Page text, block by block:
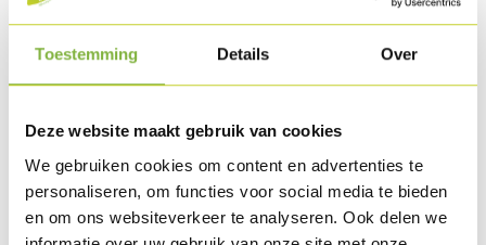
Toestemming Details Over
Deze website maakt gebruik van cookies
We gebruiken cookies om content en advertenties te
personaliseren, om functies voor social media te bieden
en om ons websiteverkeer te analyseren. Ook delen we